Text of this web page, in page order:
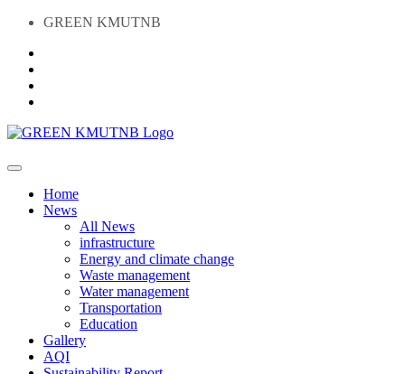
GREEN KMUTNB
Home
News
All News
infrastructure
Energy and climate change
Waste management
Water management
Transportation
Education
Gallery
AQI